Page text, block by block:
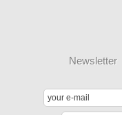
Newsletter